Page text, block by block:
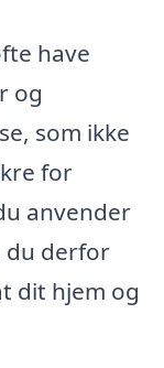
have
og
som ikke
for
anvender
du derfor
dit hjem og